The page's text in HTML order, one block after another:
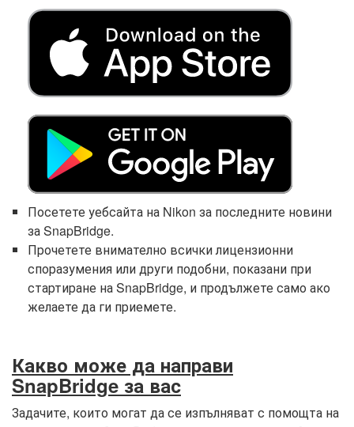
Посетете уебсайта на Nikon за последните новини
за SnapBridge.
Прочетете внимателно всички лицензионни
споразумения или други подобни, показани при
стартиране на SnapBridge, и продължете само ако
желаете да ги приемете.
Какво може да направи
SnapBridge за вас
Задачите, които могат да се изпълняват с помощта на